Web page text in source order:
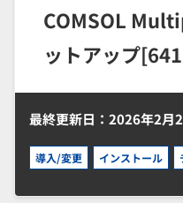
COMSOL
ットアップ
最終更新日：2026年2月
導入/変更 インストール